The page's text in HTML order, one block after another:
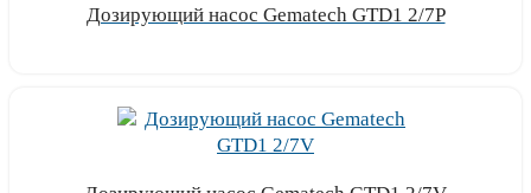
Дозирующий насос Gematech GTD1 2/7P